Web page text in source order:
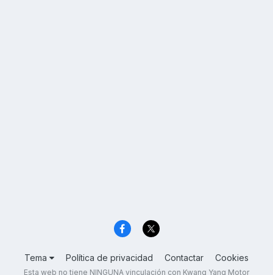
Tema Política de privacidad Contactar Cookies
Esta web no tiene NINGUNA vinculación con Kwang Yang Motor